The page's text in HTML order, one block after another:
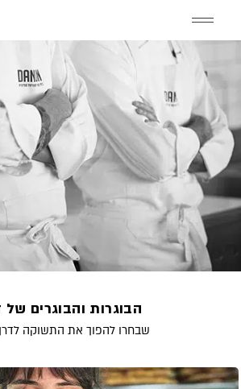
Menu
הבוגרות והבוגרים של
שבחרו להפוך את התשוקה